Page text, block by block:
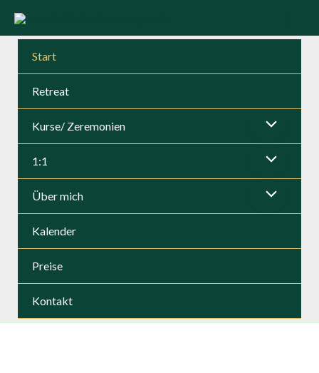
Inhalt
Main
Start
Retreat
Kurse/ Zeremonien Menü
umschalten
1:1 Menü
umschalten
Über mich Menü
Kalender
Preise
Kontakt